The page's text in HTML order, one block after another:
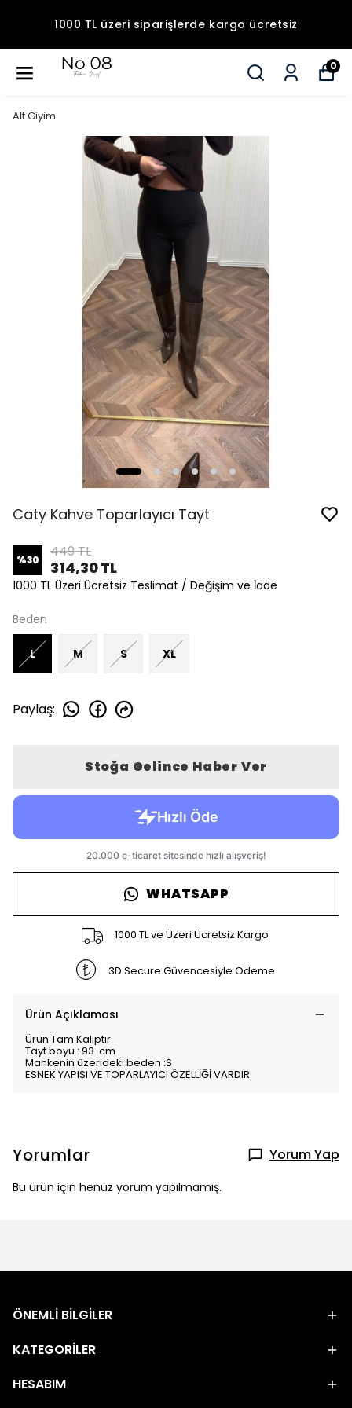
1000 TL üzeri siparişlerde kargo ücretsiz
0
Alt Giyim
Caty Kahve Toparlayıcı Tayt
%30 449 TL
314,30 TL
1000 TL Üzeri Ücretsiz Teslimat / Değişim ve İade
Beden
L M S XL
Paylaş:
Stoğa Gelince Haber Ver
WHATSAPP
1000 TL ve Üzeri Ücretsiz Kargo
3D Secure Güvencesiyle Ödeme
Ürün Açıklaması
Ürün Tam Kalıptır.
Tayt boyu : 93 cm
Mankenin üzerideki beden :S
ESNEK YAPISI VE TOPARLAYICI ÖZELLİĞİ VARDIR.
Yorumlar Yorum Yap
Bu ürün için henüz yorum yapılmamış.
ÖNEMLİ BİLGİLER
KATEGORİLER
HESABIM